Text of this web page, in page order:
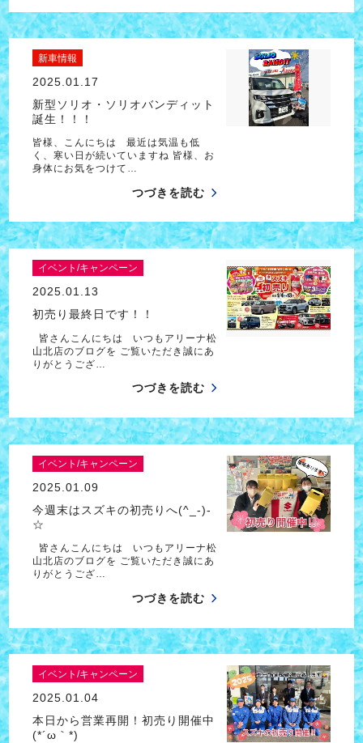
新車情報
2025.01.17
新型ソリオ・ソリオバンディット
誕生！！！
皆様、こんにちは 最近は気温も低
く、寒い日が続いていますね 皆様、お
身体にお気をつけて…
つづきを読む
イベント/キャンペーン
2025.01.13
初売り最終日です！！
皆さんこんにちは いつもアリーナ松
山北店のブログを ご覧いただき誠にあ
りがとうござ…
つづきを読む
イベント/キャンペーン
2025.01.09
今週末はスズキの初売りへ(^_-)-
☆
皆さんこんにちは いつもアリーナ松
山北店のブログを ご覧いただき誠にあ
りがとうござ…
つづきを読む
イベント/キャンペーン
2025.01.04
本日から営業再開！初売り開催中
(*´ω｀*)